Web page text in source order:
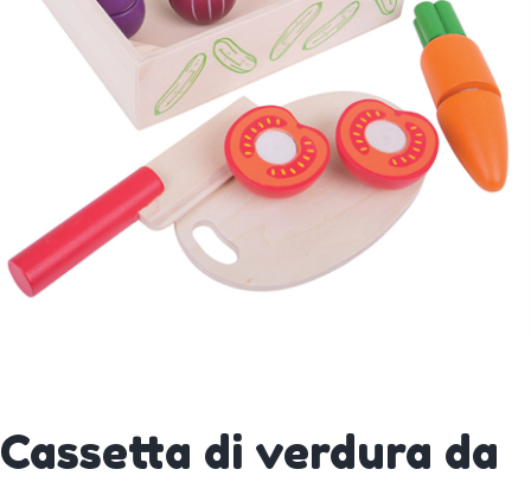
Cassetta di verdura da